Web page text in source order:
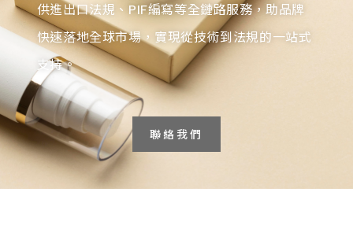
供進出口法規、PIF編寫等全鏈路服務，助品牌
快速落地全球市場，實現從技術到法規的一站式
支持。
聯絡我們